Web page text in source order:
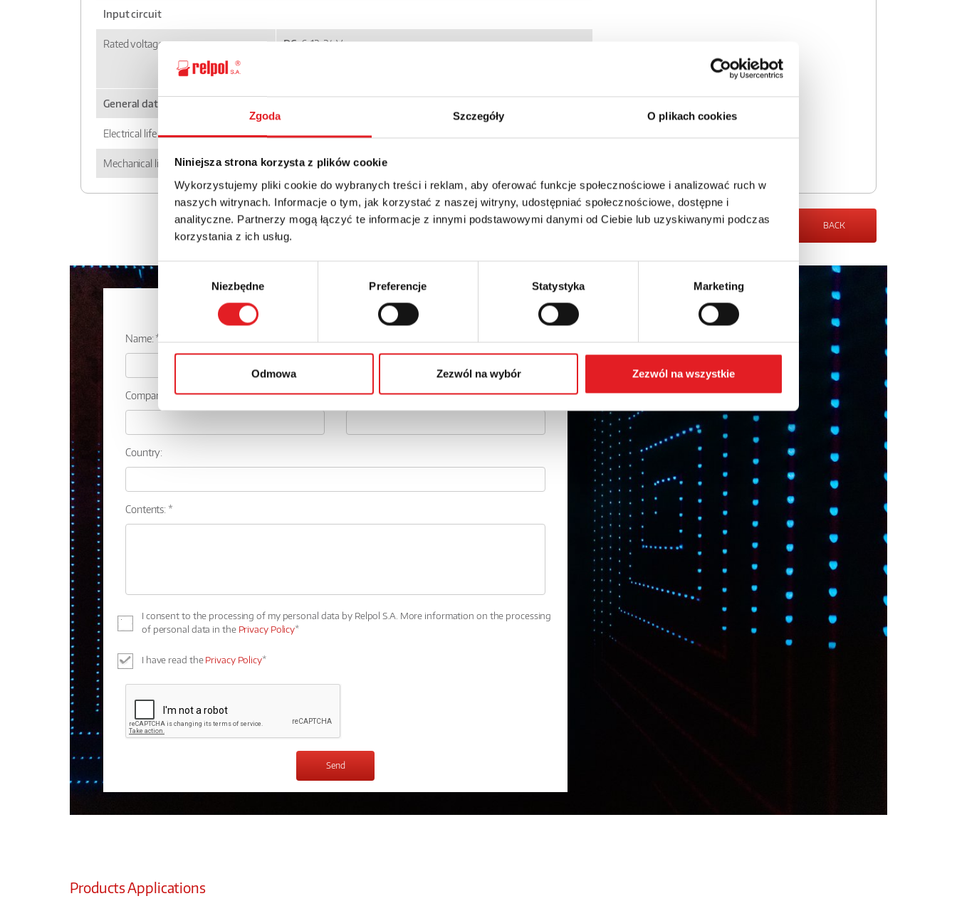
Zgoda Szczegóły O plikach cookies
Niniejsza strona korzysta z plików cookie
Wykorzystujemy pliki cookie do wybranych treści i reklam, aby oferować funkcje społecznościowe i analizować ruch w
naszych witrynach. Informacje o tym, jak korzystać z naszej witryny, udostępniać społecznościowe, dostępne i
analityczne. Partnerzy mogą łączyć te informacje z innymi podstawowymi danymi od Ciebie lub uzyskiwanymi podczas
korzystania z ich usług.
Wybór
zgody
Niezbędne Preferencje Statystyka Marketing
Odmowa Zezwól na wybór Zezwól na wszystkie
Input circuit
Rated voltage DC:6, 12, 24 V
General data
Electrical life - resistive AC1 > 0,5 x 10 6 A, 250 V AC
Mechanical life (cycles) > 107
BACK
Ask for the details of the offer
Name: *
Company: Phone:
Country:
Contents: *
I consent to the processing of my personal data by Relpol S.A. More information on the processing
of personal data in the Privacy Policy*
I have read thePrivacy Policy*
Products Applications